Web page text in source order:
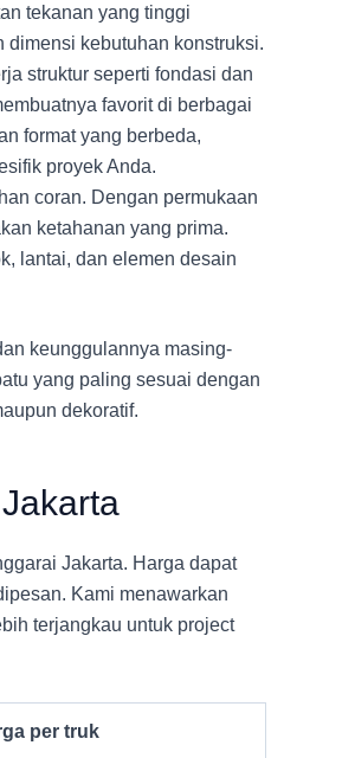
tekanan yang tinggi
kebutuhan konstruksi.
struktur seperti fondasi dan
favorit di berbagai
format yang berbeda,
proyek Anda.
coran. Dengan permukaan
ketahanan yang prima.
lantai, dan elemen desain
keunggulannya masing-
yang paling sesuai dengan
dekoratif.
Jakarta. Harga dapat
Kami menawarkan
terjangkau untuk project
per truk